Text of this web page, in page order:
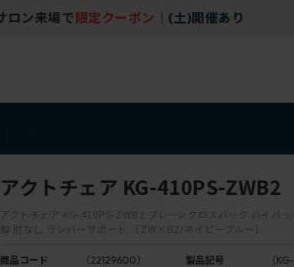
アクトチェア KG-410PS-ZWB2
アクトチェア KG-410PS-ZWB2 プレーンクロスバック ハイバ
脚 肘なし ランバーサポート ［ZW×B2/ネイビーブルー］
商品コード （22129600） 製品記号 （